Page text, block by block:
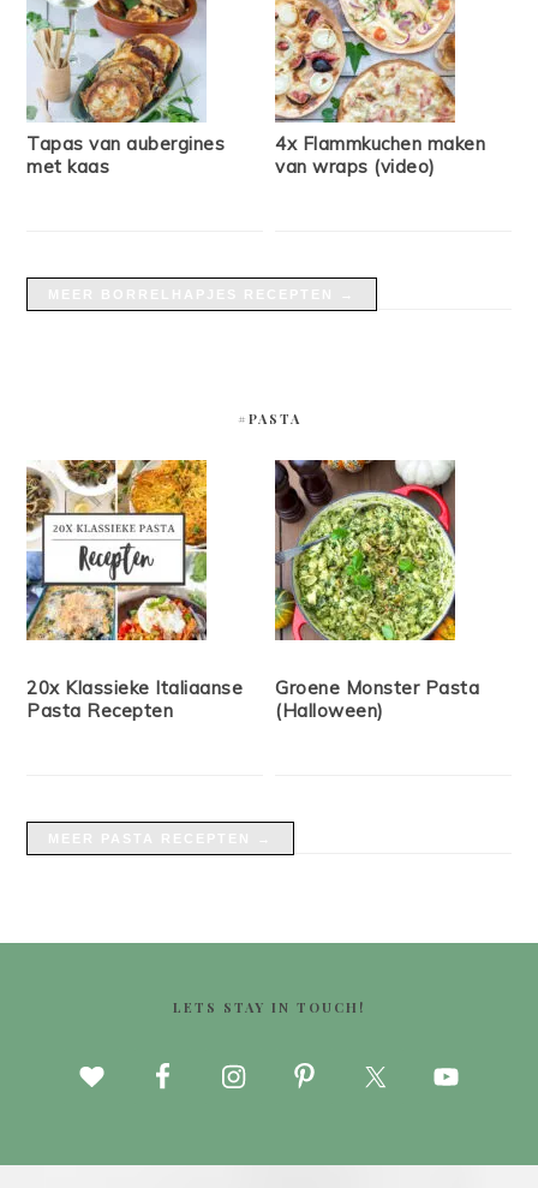
Tapas van aubergines
met kaas
4x Flammkuchen maken
van wraps (video)
#PASTA
20x Klassieke Italiaanse
Pasta Recepten
Groene Monster Pasta
(Halloween)
LETS STAY IN TOUCH!